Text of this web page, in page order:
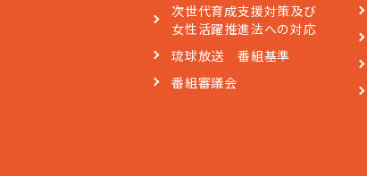
次世代育成支援対策及び
女性活躍推進法への対応
琉球放送 番組基準
番組審議会